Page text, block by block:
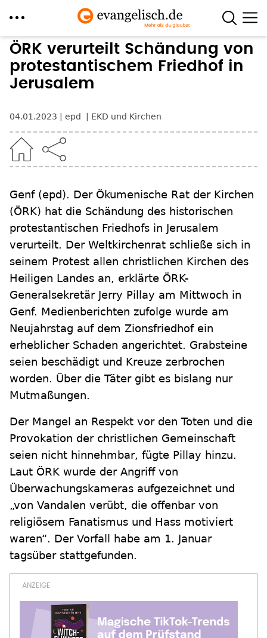
Direkt
zum
Inhalt
ÖRK verurteilt Schändung von
protestantischem Friedhof in
Jerusalem
04.01.2023 epd EKD und Kirchen
Genf (epd). Der Ökumenische Rat der Kirchen
(ÖRK) hat die Schändung des historischen
protestantischen Friedhofs in Jerusalem
verurteilt. Der Weltkirchenrat schließe sich in
seinem Protest allen christlichen Kirchen des
Heiligen Landes an, erklärte ÖRK-
Generalsekretär Jerry Pillay am Mittwoch in
Genf. Medienberichten zufolge wurde am
Neujahrstag auf dem Zionsfriedhof ein
erheblicher Schaden angerichtet. Grabsteine
seien beschädigt und Kreuze zerbrochen
worden. Über die Täter gibt es bislang nur
Mutmaßungen.
Der Mangel an Respekt vor den Toten und die
Provokation der christlichen Gemeinschaft
seien nicht hinnehmbar, fügte Pillay hinzu.
Laut ÖRK wurde der Angriff von
Überwachungskameras aufgezeichnet und
„von Vandalen verübt, die offenbar von
religiösem Fanatismus und Hass motiviert
waren“. Der Vorfall habe am 1. Januar
tagsüber stattgefunden.